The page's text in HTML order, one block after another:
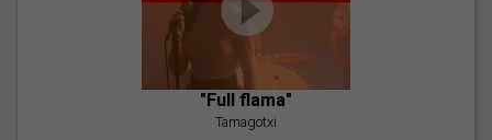
"Full flama"
Tamagotxi